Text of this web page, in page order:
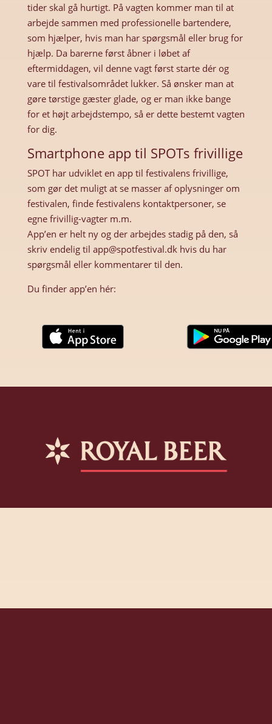
tider skal gå hurtigt. På vagten kommer man til at
arbejde sammen med professionelle bartendere,
som hjælper, hvis man har spørgsmål eller brug for
hjælp. Da barerne først åbner i løbet af
eftermiddagen, vil denne vagt først starte dér og
vare til festivalsområdet lukker. Så ønsker man at
gøre tørstige gæster glade, og er man ikke bange
for et højt arbejdstempo, så er dette bestemt vagten
for dig.
Smartphone app til SPOTs frivillige
SPOT har udviklet en app til festivalens frivillige,
som gør det muligt at se masser af oplysninger om
festivalen, finde festivalens kontaktpersoner, se
egne frivillig-vagter m.m.
App’en er helt ny og der arbejdes stadig på den, så
skriv endelig til app@spotfestival.dk hvis du har
spørgsmål eller kommentarer til den.
Du finder app’en hér: